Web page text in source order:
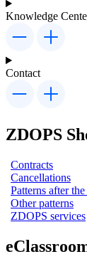
Knowledge
Contact
ZDOPS
Contracts
Cancellations
Patterns after
Other patterns
ZDOPS services